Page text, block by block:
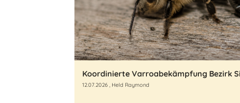
Koordinierte Varroabekämpfung Bezirk
12.07.2026 , Held Raymond